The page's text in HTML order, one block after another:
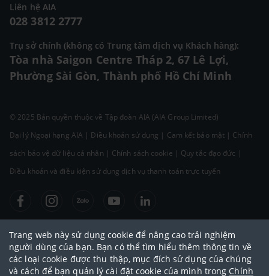
Liên hệ AIA
028 3812 2777
Trụ sở chính (không có Trung tâm dịch vụ Khách hàng):
Tòa nhà Saigon Centre Tháp 2, 67 Lê Lợi,
Phường Sài Gòn, Thành phố Hồ Chí Minh
© 2025 Bản quyền thuộc về Tập đoàn AIA (AIA Group Limited)
Đại lý Ngoại hạng AIA |Điều khoản sử dụng | Cam kết bảo mật | Chính
sách bảo vệ dữ liệu cá nhân | Chính sách cookie | Quy tắc đạo đức |
Điều khoản và điều kiện sử dụng dịch vụ thanh toán trực tuyến
Trang web này sử dụng cookie để nâng cao trải nghiệm
người dùng của bạn. Bạn có thể tìm hiểu thêm thông tin về
các loại cookie được thu thập, mục đích sử dụng của chúng
và cách để bạn quản lý cài đặt cookie của mình trong Chính